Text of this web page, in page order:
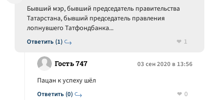
Ответить (1)
Бывший мэр, бывший председатель правительства
Татарстана, бывший председатель правления
лопнувшего Татфондбанка...
1
Гость 747 03 сен 2020 в 13:56
Ответить (0)
Пацан к успеху шёл
0